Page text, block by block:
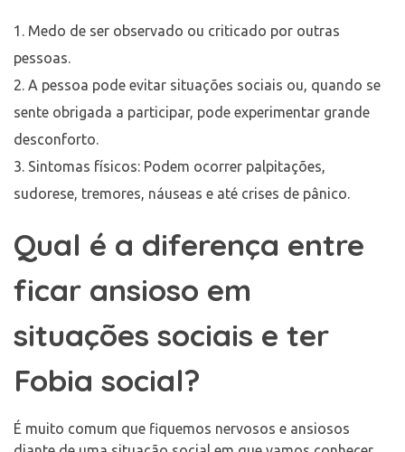
Medo de ser observado ou criticado por outras
pessoas.
A pessoa pode evitar situações sociais ou, quando se
sente obrigada a participar, pode experimentar grande
desconforto.
Sintomas físicos: Podem ocorrer palpitações,
sudorese, tremores, náuseas e até crises de pânico.
Qual é a diferença entre
ficar ansioso em
situações sociais e ter
Fobia social?
É muito comum que fiquemos nervosos e ansiosos